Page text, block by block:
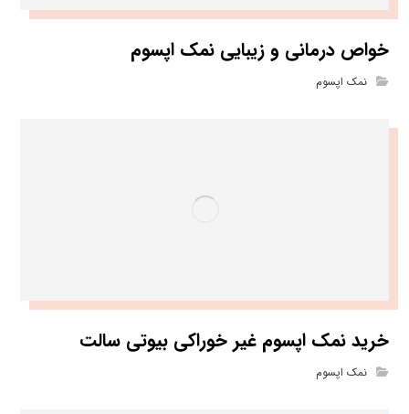
خواص درمانی و زیبایی نمک اپسوم
نمک اپسوم
خرید نمک اپسوم غیر خوراکی بیوتی سالت
نمک اپسوم